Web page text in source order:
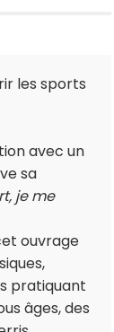
les sports
avec un
sa
je me
ouvrage
pratiquant
âges, des